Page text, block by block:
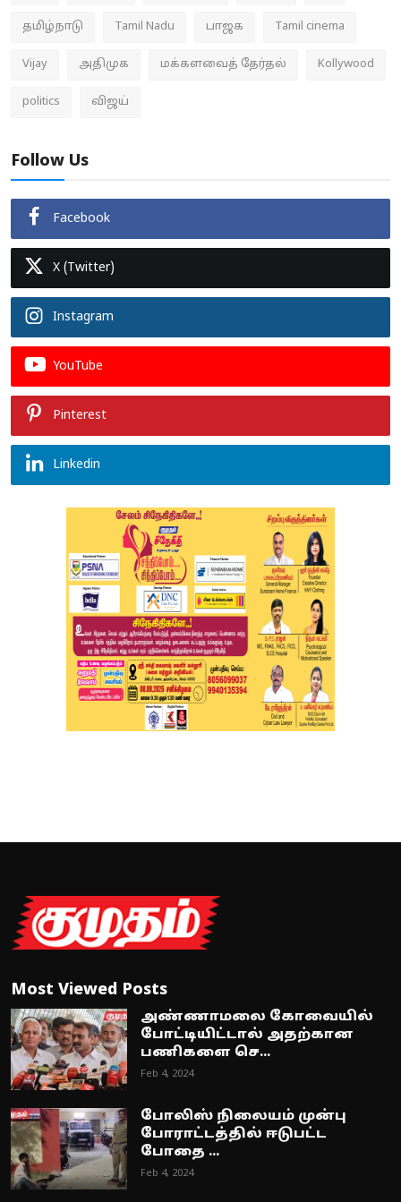
தமிழ்நாடு Tamil Nadu பாஜக Tamil cinema
Vijay அதிமுக மக்களவைத் தேர்தல் Kollywood
politics விஜய்
Follow Us
Facebook
X (Twitter)
Instagram
YouTube
Pinterest
Linkedin
Most Viewed Posts
அண்ணாமலை கோவையில்
போட்டியிட்டால் அதற்கான
பணிகளை செ...
Feb 4, 2024
போலிஸ் நிலையம் முன்பு
போராட்டத்தில் ஈடுபட்ட
போதை ...
Feb 4, 2024